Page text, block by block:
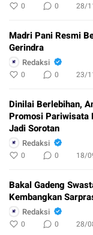
0 0 28/
Madri Pani Resmi
Gerindra
Redaksi
0 0 23/
Dinilai Berlebihan,
Promosi Pariwisata
Jadi Sorotan
Redaksi
0 0 18/
Bakal Gadeng
Kembangkan
Redaksi
0 0 28/